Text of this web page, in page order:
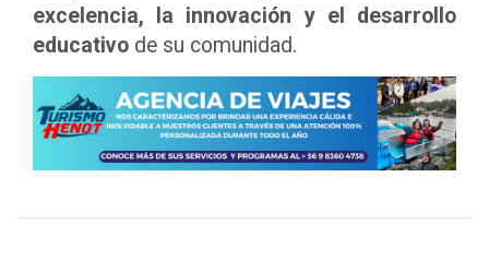
excelencia, la innovación y el desarrollo
educativo de su comunidad.